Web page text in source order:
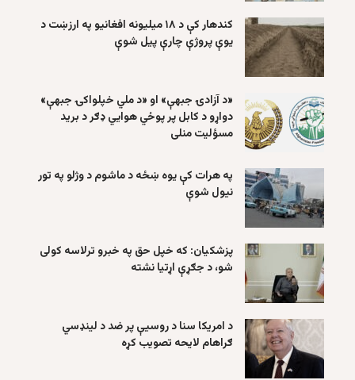
کندهار کې د ۱۸ میلیونه افغانیو په ارزښت د
یوې پروژې چارې پیل شوې
«د آزادۍ جبهې» او «د ملي خپلواکۍ جبهې»
دواړو د کابل پر پوځي هوايي ډګر د برید
مسؤلیت منلی
په هرات کې یوه ښځه د ماشوم د وژلو په تور
نیول شوې
پزشکیان: که خپل حق په خبرو ترلاسه کولی
شو، د جګړې اړتیا نشته
د امریکا سنا د روسیې پر ضد د لینډسي
ګراهام لایحه تصویب کړه